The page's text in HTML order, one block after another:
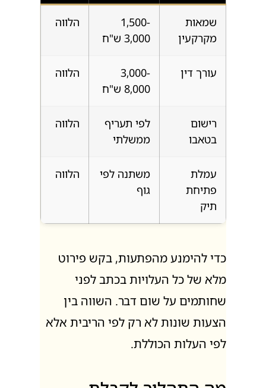
שמאות
מקרקעין
1,500-
3,000 ש"ח
הלווה
עורך דין
3,000-
8,000 ש"ח
הלווה
רישום
בטאבו
לפי תעריף
ממשלתי
הלווה
עמלת
פתיחת
תיק
משתנה לפי
גוף
הלווה
כדי להימנע מהפתעות, בקש פירוט
מלא של כל העלויות בכתב לפני
שחותמים על שום דבר. השווה בין
הצעות שונות לא רק לפי הריבית אלא
לפי העלות הכוללת.